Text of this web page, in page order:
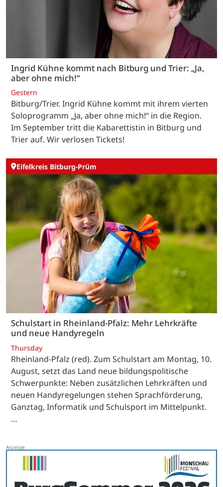
Ingrid Kühne kommt nach Bitburg und Trier: „Ja,
aber ohne mich!“
Gestern
Bitburg/Trier. Ingrid Kühne kommt mit ihrem vierten
Soloprogramm „Ja, aber ohne mich!“ in die Region.
Im September tritt die Kabarettistin in Bitburg und
Trier auf. Wir verlosen Tickets!
Eifelkreis Bitburg-Prüm
Schulstart in Rheinland-Pfalz: Mehr Lehrkräfte
und neue Handyregeln
Thursday
Rheinland-Pfalz (red). Zum Schulstart am Montag, 10.
August, setzt das Land neue bildungspolitische
Schwerpunkte: Neben zusätzlichen Lehrkräften und
neuen Handyregelungen stehen Sprachförderung,
Ganztag, Informatik und Schulsport im Mittelpunkt.
…